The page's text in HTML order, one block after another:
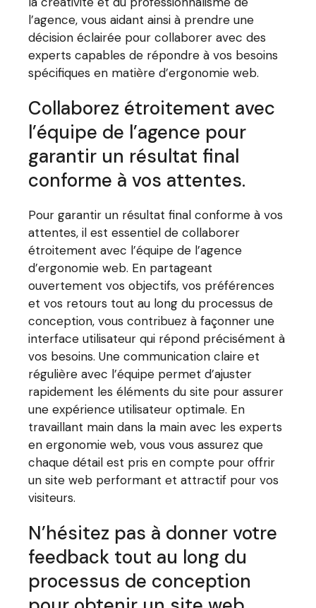
l’agence, vous aidant ainsi à prendre une
décision éclairée pour collaborer avec des
experts capables de répondre à vos besoins
spécifiques en matière d’ergonomie web.
Collaborez étroitement avec
l’équipe de l’agence pour
garantir un résultat final
conforme à vos attentes.
Pour garantir un résultat final conforme à vos
attentes, il est essentiel de collaborer
étroitement avec l’équipe de l’agence
d’ergonomie web. En partageant
ouvertement vos objectifs, vos préférences
et vos retours tout au long du processus de
conception, vous contribuez à façonner une
interface utilisateur qui répond précisément à
vos besoins. Une communication claire et
régulière avec l’équipe permet d’ajuster
rapidement les éléments du site pour assurer
une expérience utilisateur optimale. En
travaillant main dans la main avec les experts
en ergonomie web, vous vous assurez que
chaque détail est pris en compte pour offrir
un site web performant et attractif pour vos
visiteurs.
N’hésitez pas à donner votre
feedback tout au long du
processus de conception